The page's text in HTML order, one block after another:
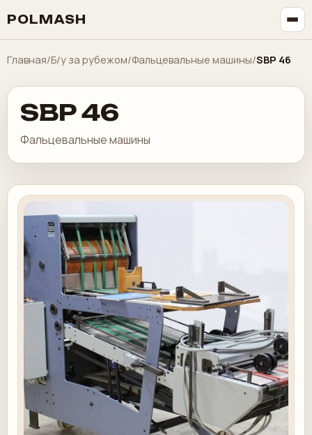
POLMASH
Главная/Б/у за рубежом/Фальцевальные машины/SBP 46
SBP 46
Фальцевальные машины